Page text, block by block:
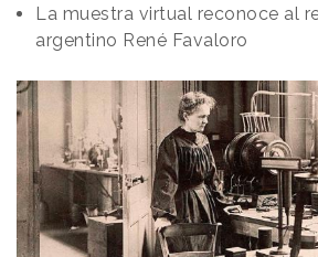
La muestra virtual reconoce al
argentino René Favaloro